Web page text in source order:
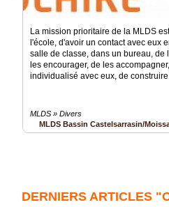
La mission prioritaire de la MLDS
l'école, d'avoir un contact avec eux
salle de classe, dans un bureau, de
les encourager, de les
individualisé avec eux, de
MLDS » Divers
MLDS Bassin Castelsarrasin/
DERNIERS ARTICLES